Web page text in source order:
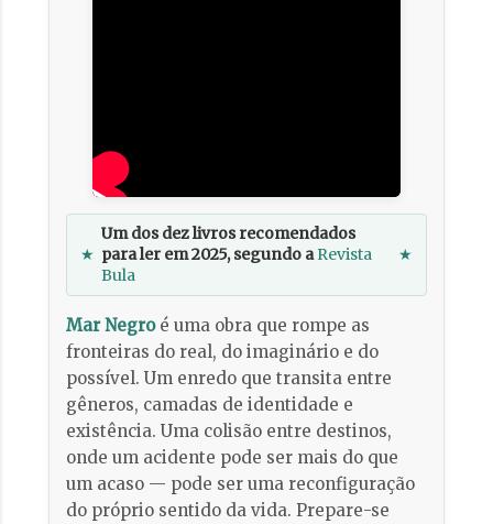
★
Um dos dez livros recomendados
para ler em 2025, segundo aRevista
Bula
★
Mar Negroé uma obra que rompe as
fronteiras do real, do imaginário e do
possível. Um enredo que transita entre
gêneros, camadas de identidade e
existência. Uma colisão entre destinos,
onde um acidente pode ser mais do que
um acaso — pode ser uma reconfiguração
do próprio sentido da vida. Prepare-se